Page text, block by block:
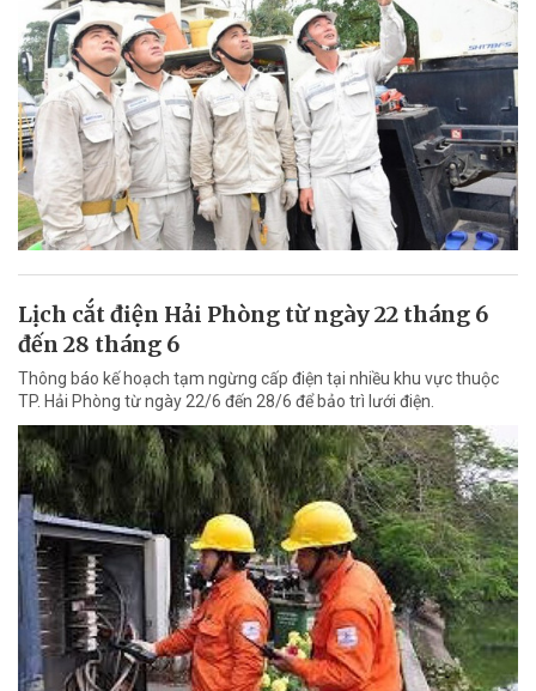
Lịch cắt điện Hải Phòng từ ngày 22 tháng 6
đến 28 tháng 6
Thông báo kế hoạch tạm ngừng cấp điện tại nhiều khu vực thuộc
TP. Hải Phòng từ ngày 22/6 đến 28/6 để bảo trì lưới điện.